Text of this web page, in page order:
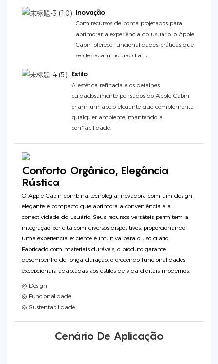
Inovação
Com recursos de ponta projetados para
aprimorar a experiência do usuário, o Apple
Cabin oferece funcionalidades práticas que
se destacam no uso diário.
Estilo
A estética refinada e os detalhes
cuidadosamente pensados ​​do Apple Cabin
criam um apelo elegante que complementa
qualquer ambiente, mantendo a
confiabilidade.
Conforto Orgânico, Elegância
Rústica
O Apple Cabin combina tecnologia inovadora com um design
elegante e compacto que aprimora a conveniência e a
conectividade do usuário. Seus recursos versáteis permitem a
integração perfeita com diversos dispositivos, proporcionando
uma experiência eficiente e intuitiva para o uso diário.
Fabricado com materiais duráveis, o produto garante
desempenho de longa duração, oferecendo funcionalidades
excepcionais, adaptadas aos estilos de vida digitais modernos.
◎ Design
◎ Funcionalidade
◎ Sustentabilidade
Cenário De Aplicação